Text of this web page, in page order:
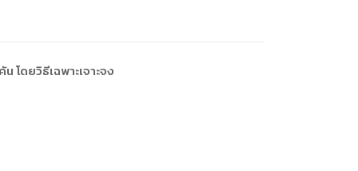
ลิกการจัดหา
ภาพถ่าย
โดยวิธีเฉพาะเจาะจง